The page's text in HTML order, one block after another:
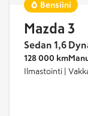
Bensiini
Mazda 3
Sedan 1,6
128 000 km
Ilmastointi |